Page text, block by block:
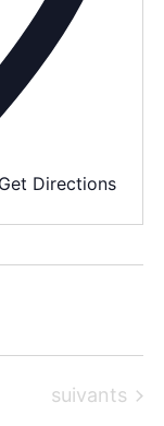
Get Directions
Évènements
suivants